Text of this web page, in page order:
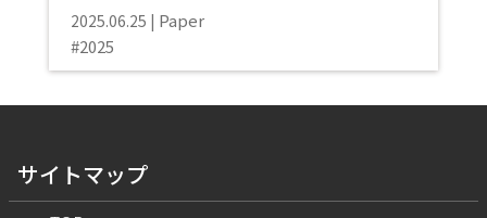
2025.06.25
Paper
2025
サイトマップ